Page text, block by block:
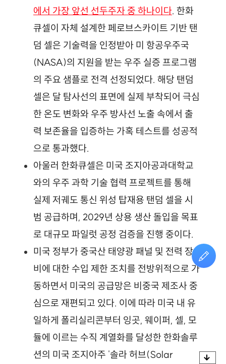
에서 가장 앞선 선두주자 중 하나이다. 한화
큐셀이 자체 설계한 페로브스카이트 기반 탠
덤 셀은 기술력을 인정받아 미 항공우주국
(NASA)의 지원을 받는 우주 실증 프로그램
의 주요 샘플로 전격 선정되었다. 해당 탠덤
셀은 달 탐사선의 표면에 실제 부착되어 극심
한 온도 변화와 우주 방사선 노출 속에서 출
력 보존율을 입증하는 가혹 테스트를 성공적
으로 통과했다.
아울러 한화큐셀은 미국 조지아공과대학교
와의 우주 과학 기술 협력 프로젝트를 통해
실제 저궤도 통신 위성 탑재용 탠덤 셀을 시
범 공급하며, 2029년 상용 생산 돌입을 목표
로 대규모 파일럿 공정 검증을 진행 중이다.
미국 정부가 중국산 태양광 패널 및 전력 장
비에 대한 수입 제한 조치를 전방위적으로 가
동하면서 미국의 공급망은 비중국 제조사 중
심으로 재편되고 있다. 이에 따라 미국 내 유
일하게 폴리실리콘부터 잉곳, 웨이퍼, 셀, 모
듈에 이르는 수직 계열화를 달성한 한화솔루
션의 미국 조지아주 '솔라 허브(Solar